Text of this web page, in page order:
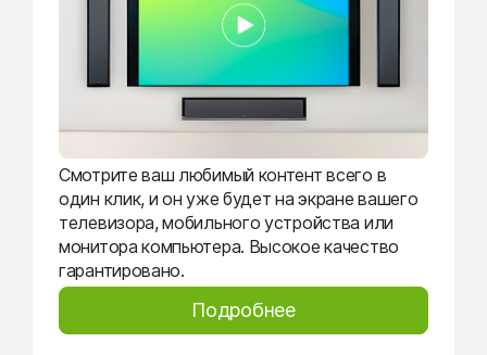
Смотрите ваш любимый контент всего в
один клик, и он уже будет на экране вашего
телевизора, мобильного устройства или
монитора компьютера. Высокое качество
гарантировано.
Подробнее